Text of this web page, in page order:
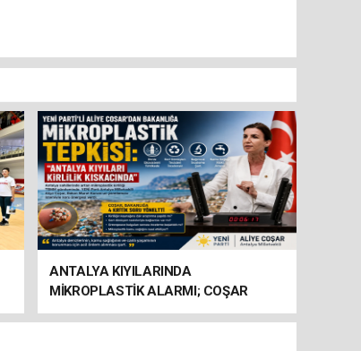
ANTALYA KIYILARINDA
MİKROPLASTİK ALARMI; COŞAR
BAKANLIĞA HAREKETE GEÇİN